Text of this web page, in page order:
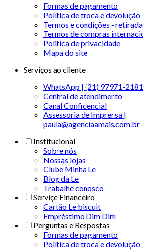
Formas de pagamento
Política de troca e devolução
Termos e condições -
Termos de compras
Politica de privacidade
Mapa do site
Serviços ao cliente
WhatsApp | (21) 97971-2181
Central de atendimento
Canal Confidencial
Assessoria de Imprensa |
paula@agenciaamais.com.br
Institucional
Sobre nós
Nossas lojas
Clube Minha Le
Blog da Le
Trabalhe conosco
Serviço Financeiro
Cartão Le biscuit
Empréstimo Dim Dim
Perguntas e Respostas
Formas de pagamento
Política de troca e devolução